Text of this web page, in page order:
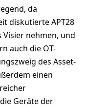
da
diskutierte APT28
nehmen, und
auch die OT-
des Asset-
einen
Geräte der